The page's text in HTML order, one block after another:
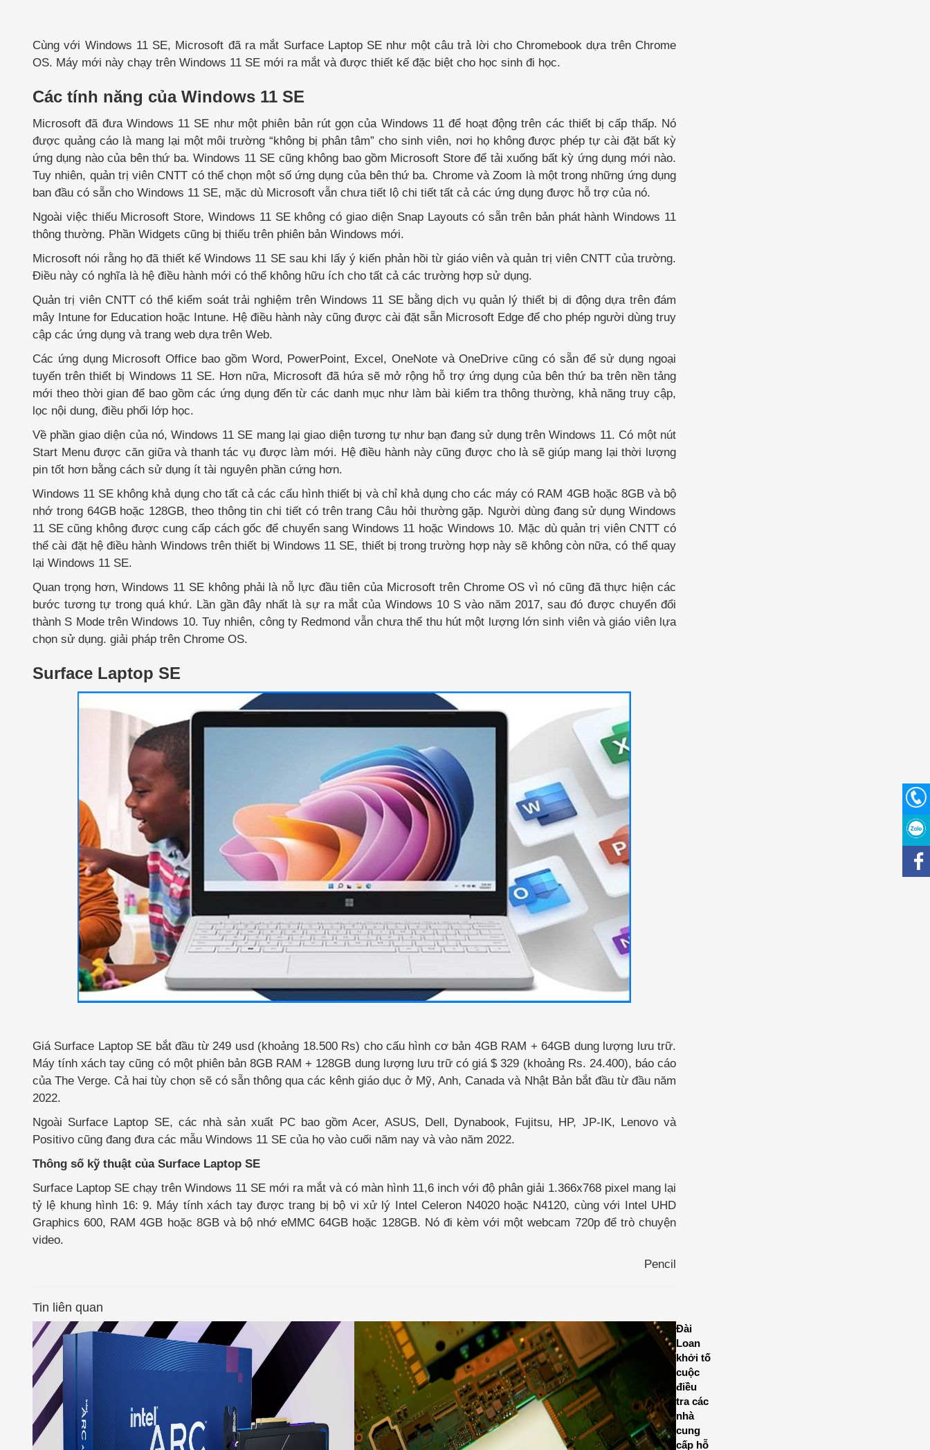
Cùng với Windows 11 SE, Microsoft đã ra mắt Surface Laptop SE như một câu trả lời cho Chromebook dựa trên Chrome
OS. Máy mới này chạy trên Windows 11 SE mới ra mắt và được thiết kế đặc biệt cho học sinh đi học.
Các tính năng của Windows 11 SE
Microsoft đã đưa Windows 11 SE như một phiên bản rút gọn của Windows 11 để hoạt động trên các thiết bị cấp thấp. Nó
được quảng cáo là mang lại một môi trường “không bị phân tâm” cho sinh viên, nơi họ không được phép tự cài đặt bất kỳ
ứng dụng nào của bên thứ ba. Windows 11 SE cũng không bao gồm Microsoft Store để tải xuống bất kỳ ứng dụng mới nào.
Tuy nhiên, quản trị viên CNTT có thể chọn một số ứng dụng của bên thứ ba. Chrome và Zoom là một trong những ứng dụng
ban đầu có sẵn cho Windows 11 SE, mặc dù Microsoft vẫn chưa tiết lộ chi tiết tất cả các ứng dụng được hỗ trợ của nó.
Ngoài việc thiếu Microsoft Store, Windows 11 SE không có giao diện Snap Layouts có sẵn trên bản phát hành Windows 11
thông thường. Phần Widgets cũng bị thiếu trên phiên bản Windows mới.
Microsoft nói rằng họ đã thiết kế Windows 11 SE sau khi lấy ý kiến ​​phản hồi từ giáo viên và quản trị viên CNTT của trường.
Điều này có nghĩa là hệ điều hành mới có thể không hữu ích cho tất cả các trường hợp sử dụng.
Quản trị viên CNTT có thể kiểm soát trải nghiệm trên Windows 11 SE bằng dịch vụ quản lý thiết bị di động dựa trên đám
mây Intune for Education hoặc Intune. Hệ điều hành này cũng được cài đặt sẵn Microsoft Edge để cho phép người dùng truy
cập các ứng dụng và trang web dựa trên Web.
Các ứng dụng Microsoft Office bao gồm Word, PowerPoint, Excel, OneNote và OneDrive cũng có sẵn để sử dụng ngoại
tuyến trên thiết bị Windows 11 SE. Hơn nữa, Microsoft đã hứa sẽ mở rộng hỗ trợ ứng dụng của bên thứ ba trên nền tảng
mới theo thời gian để bao gồm các ứng dụng đến từ các danh mục như làm bài kiểm tra thông thường, khả năng truy cập,
lọc nội dung, điều phối lớp học.
Về phần giao diện của nó, Windows 11 SE mang lại giao diện tương tự như bạn đang sử dụng trên Windows 11. Có một nút
Start Menu được căn giữa và thanh tác vụ được làm mới. Hệ điều hành này cũng được cho là sẽ giúp mang lại thời lượng
pin tốt hơn bằng cách sử dụng ít tài nguyên phần cứng hơn.
Windows 11 SE không khả dụng cho tất cả các cấu hình thiết bị và chỉ khả dụng cho các máy có RAM 4GB hoặc 8GB và bộ
nhớ trong 64GB hoặc 128GB, theo thông tin chi tiết có trên trang Câu hỏi thường gặp. Người dùng đang sử dụng Windows
11 SE cũng không được cung cấp cách gốc để chuyển sang Windows 11 hoặc Windows 10. Mặc dù quản trị viên CNTT có
thể cài đặt hệ điều hành Windows trên thiết bị Windows 11 SE, thiết bị trong trường hợp này sẽ không còn nữa, có thể quay
lại Windows 11 SE.
Quan trọng hơn, Windows 11 SE không phải là nỗ lực đầu tiên của Microsoft trên Chrome OS vì nó cũng đã thực hiện các
bước tương tự trong quá khứ. Lần gần đây nhất là sự ra mắt của Windows 10 S vào năm 2017, sau đó được chuyển đổi
thành S Mode trên Windows 10. Tuy nhiên, công ty Redmond vẫn chưa thể thu hút một lượng lớn sinh viên và giáo viên lựa
chọn sử dụng. giải pháp trên Chrome OS.
Surface Laptop SE
Giá Surface Laptop SE bắt đầu từ 249 usd (khoảng 18.500 Rs) cho cấu hình cơ bản 4GB RAM + 64GB dung lượng lưu trữ.
Máy tính xách tay cũng có một phiên bản 8GB RAM + 128GB dung lượng lưu trữ có giá $ 329 (khoảng Rs. 24.400), báo cáo
của The Verge. Cả hai tùy chọn sẽ có sẵn thông qua các kênh giáo dục ở Mỹ, Anh, Canada và Nhật Bản bắt đầu từ đầu năm
2022.
Ngoài Surface Laptop SE, các nhà sản xuất PC bao gồm Acer, ASUS, Dell, Dynabook, Fujitsu, HP, JP-IK, Lenovo và
Positivo cũng đang đưa các mẫu Windows 11 SE của họ vào cuối năm nay và vào năm 2022.
Thông số kỹ thuật của Surface Laptop SE
Surface Laptop SE chạy trên Windows 11 SE mới ra mắt và có màn hình 11,6 inch với độ phân giải 1.366x768 pixel mang lại
tỷ lệ khung hình 16: 9. Máy tính xách tay được trang bị bộ vi xử lý Intel Celeron N4020 hoặc N4120, cùng với Intel UHD
Graphics 600, RAM 4GB hoặc 8GB và bộ nhớ eMMC 64GB hoặc 128GB. Nó đi kèm với một webcam 720p để trò chuyện
video.
Pencil
Tin liên quan
Intel
GPU
với
tính
năng
Đài
Loan
khởi tố
cuộc
điều
tra các
nhà
cung
cấp hỗ